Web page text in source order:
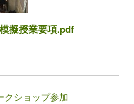
擬授業要項.pdf
クショップ参加